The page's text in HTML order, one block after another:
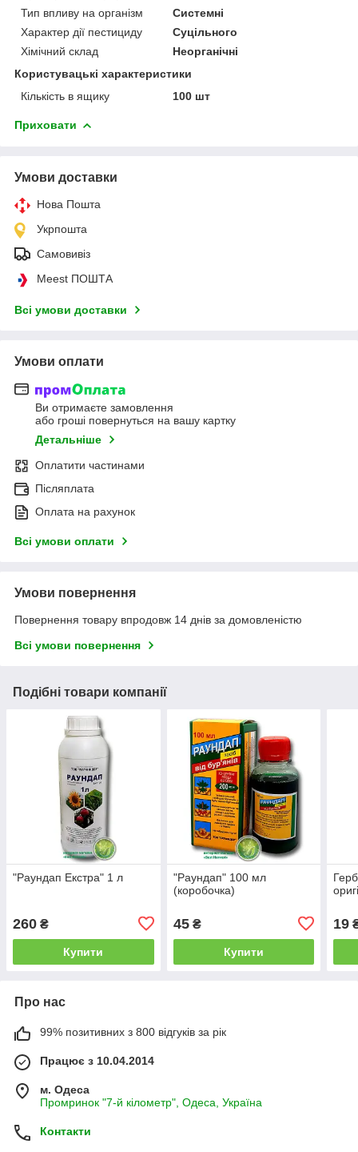
Тип впливу на організм
Системні
Характер дії пестициду
Суцільного
Хімічний склад
Неорганічні
Користувацькі характеристики
Кількість в ящику
100 шт
Приховати
Умови доставки
Нова Пошта
Укрпошта
Самовивіз
Meest ПОШТА
Всі умови доставки
Умови оплати
Ви отримаєте замовлення
або гроші повернуться на вашу картку
Детальніше
Оплатити частинами
Післяплата
Оплата на рахунок
Всі умови оплати
Умови повернення
Повернення товару впродовж 14 днів за домовленістю
Всі умови повернення
Подібні товари компанії
"Раундап Екстра" 1 л
260 ₴
Купити
"Раундап" 100 мл
(коробочка)
45₴
Купити
19
Про нас
99% позитивних з 800 відгуків за рік
Працює з 10.04.2014
м. Одеса
Промринок "7-й кілометр", Одеса, Україна
Контакти